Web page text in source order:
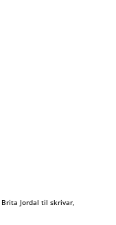
Jordal til skrivar,